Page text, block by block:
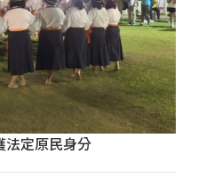
法定原民身分